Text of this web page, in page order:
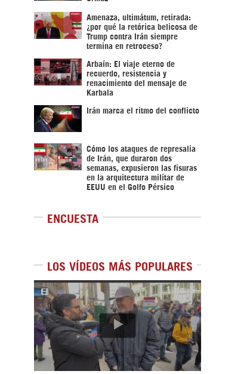
Amenaza, ultimátum, retirada:
¿por qué la retórica belicosa de
Trump contra Irán siempre
termina en retroceso?
Arbaín: El viaje eterno de
recuerdo, resistencia y
renacimiento del mensaje de
Karbala
Irán marca el ritmo del conflicto
Cómo los ataques de represalia
de Irán, que duraron dos
semanas, expusieron las fisuras
en la arquitectura militar de
EEUU en el Golfo Pérsico
ENCUESTA
LOS VÍDEOS MÁS POPULARES
1de5